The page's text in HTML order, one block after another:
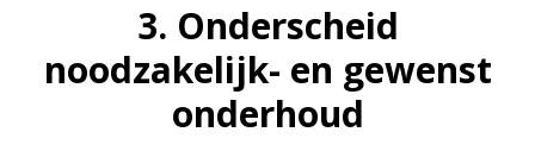
3. Onderscheid
noodzakelijk- en gewenst
onderhoud